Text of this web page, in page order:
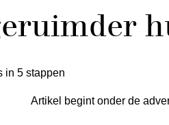
Artikel begint onder de